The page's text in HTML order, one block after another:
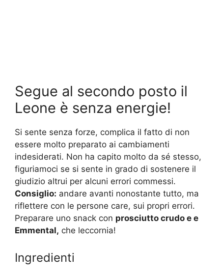
Segue al secondo posto il
Leone è senza energie!
Si sente senza forze, complica il fatto di non
essere molto preparato ai cambiamenti
indesiderati. Non ha capito molto da sé stesso,
figuriamoci se si sente in grado di sostenere il
giudizio altrui per alcuni errori commessi.
Consiglio: andare avanti nonostante tutto, ma
riflettere con le persone care, sui propri errori.
Preparare uno snack con prosciutto crudo e e
Emmental, che leccornia!
Ingredienti